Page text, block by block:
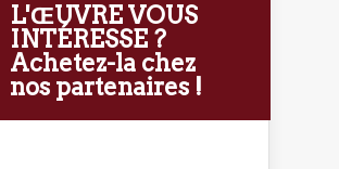
L'ŒUVRE VOUS
INTÉRESSE ?
Achetez-la chez
nos partenaires !